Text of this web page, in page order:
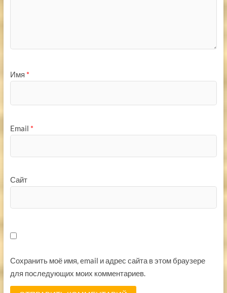
Имя *
Email *
Сайт
Сохранить моё имя, email и адрес сайта в этом браузере
для последующих моих комментариев.